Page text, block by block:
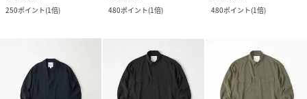
250ポイント(1倍)
480ポイント(1倍)
480ポイント(1倍)